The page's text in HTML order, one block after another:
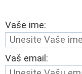
Vaše ime:
Vaš email: